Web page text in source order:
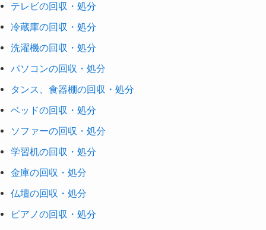
テレビの回収・処分
冷蔵庫の回収・処分
洗濯機の回収・処分
パソコンの回収・処分
タンス、食器棚の回収・処分
ベッドの回収・処分
ソファーの回収・処分
学習机の回収・処分
金庫の回収・処分
仏壇の回収・処分
ピアノの回収・処分